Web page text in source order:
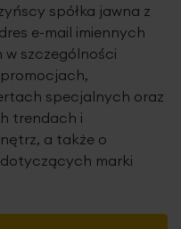
spółka jawna z
e-mail imiennych
szczególności
specjalnych oraz
trendach i
a także o
marki